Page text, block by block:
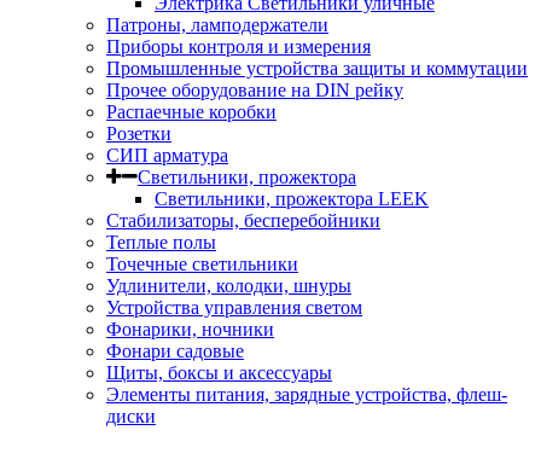
Патроны, ламподержатели
Приборы контроля и измерения
Промышленные устройства защиты и коммутации
Прочее оборудование на DIN рейку
Распаечные коробки
Розетки
СИП арматура
Светильники, прожектора
Светильники, прожектора LEEK
Стабилизаторы, бесперебойники
Теплые полы
Точечные светильники
Удлинители, колодки, шнуры
Устройства управления светом
Фонарики, ночники
Фонари садовые
Щиты, боксы и аксессуары
Элементы питания, зарядные устройства, флеш-
диски